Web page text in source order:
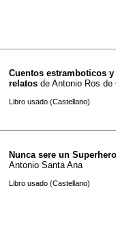
Cuentos estramboticos
relatos de Antonio Ros de
Libro usado (Castellano)
Nunca sere un
Antonio Santa Ana
Libro usado (Castellano)